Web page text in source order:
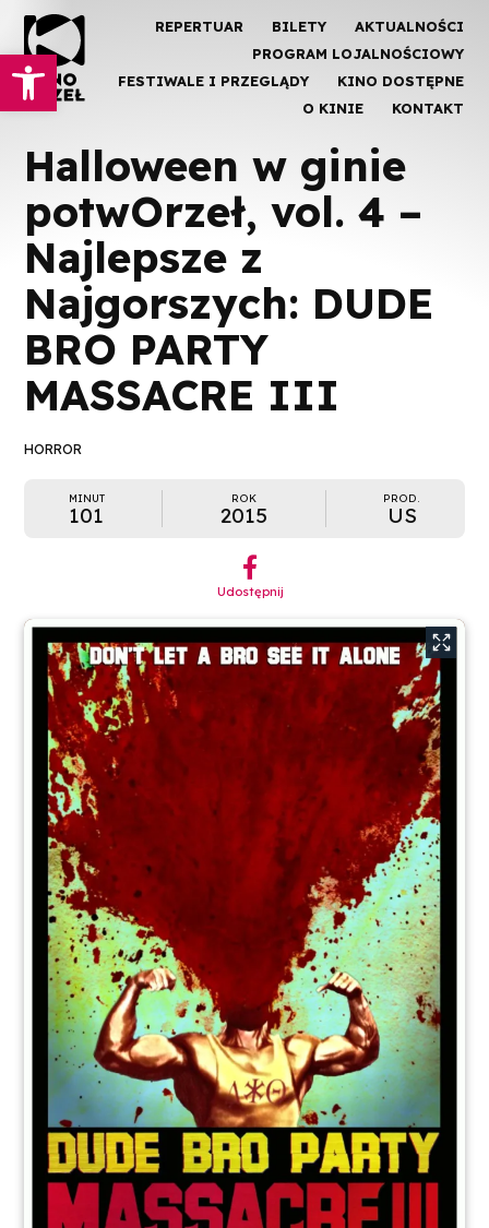
Otwórz pasek narzędzi
REPERTUAR BILETY
AKTUALNOŚCI
PROGRAM LOJALNOŚCIOWY
FESTIWALE I PRZEGLĄDY
KINO DOSTĘPNE
O KINIE
KONTAKT
Halloween w ginie
potwOrzeł, vol. 4 –
Najlepsze z
Najgorszych: DUDE
BRO PARTY
MASSACRE III
HORROR
MINUT
101
ROK
2015
PROD.
US
︁
Udostępnij